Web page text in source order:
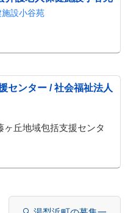
設小谷苑
センター / 社会福祉法人
丘地域包括支援センタ